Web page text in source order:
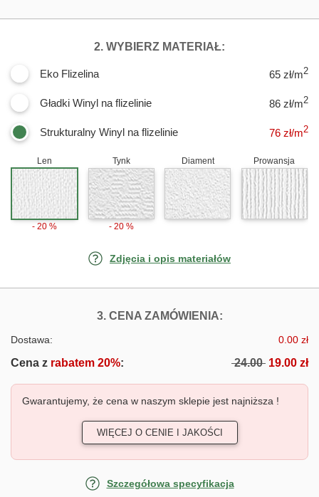
2. WYBIERZ MATERIAŁ:
Eko Flizelina 65 zł/m2
Gładki Winyl na flizelinie 86 zł/m2
Strukturalny Winyl na flizelinie 76 zł/m2
Len
- 20 %
Tynk
- 20 %
Diament Prowansja
Zdjęcia i opis materiałów
3. CENA ZAMÓWIENIA:FOTOTAPETY
Dostawa: 0.00 zł
Cena z rabatem 20%: 24.00 19.00 zł
Gwarantujemy, że cena w naszym sklepie jest najniższa !
WIĘCEJ O CENIE I JAKOŚCI
Szczegółowa specyfikacja